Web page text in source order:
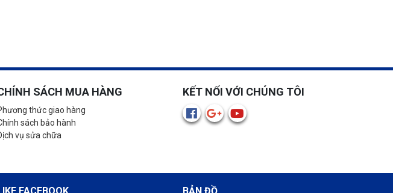
SÁCH MUA HÀNG
thức giao hàng
sách bảo hành
vụ sửa chữa
KẾT NỐI VỚI CHÚNG TÔI